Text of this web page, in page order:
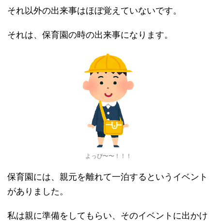
それ以外の出来事はほぼ覚えていないです。
それは、保育園の時の出来事になります。
よっぴ〜〜！！！
保育園には、親元を離れて一泊するというイベント
がありました。
私は親に準備をしてもらい、そのイベントに出かけ